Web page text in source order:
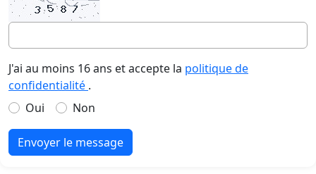
J'ai au moins 16 ans et accepte la politique de
confidentialité .
Oui
Non
Envoyer le message